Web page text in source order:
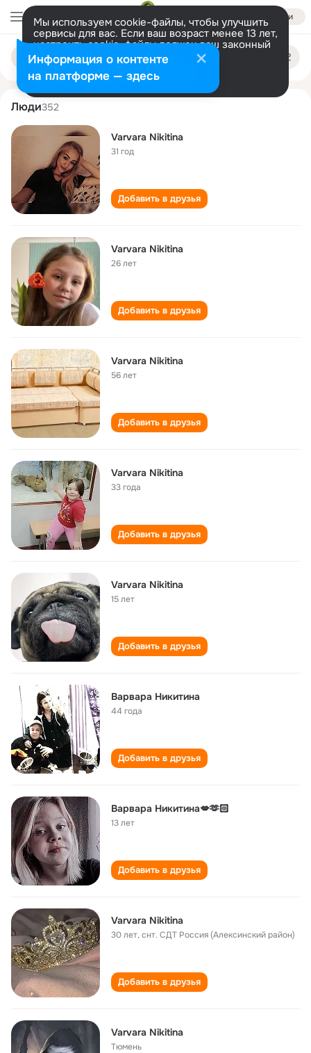
Войти
Мы используем cookie-файлы, чтобы улучшить
сервисы для вас. Если ваш возраст менее 13 лет,
настроить cookie-файлы должен ваш законный
представитель. Больше информации
Разрешить все Настроить
Поиск
людям
varvara nikitina
Люди352
Varvara Nikitina
31 год
Добавить в друзья
Varvara Nikitina
26 лет
Добавить в друзья
Varvara Nikitina
56 лет
Добавить в друзья
Varvara Nikitina
33 года
Добавить в друзья
Varvara Nikitina
15 лет
Добавить в друзья
Варвара Никитина
44 года
Добавить в друзья
Варвара Никитина💋🫶🏻
13 лет
Добавить в друзья
Varvara Nikitina
30 лет,снт. СДТ Россия (Алексинский район)
Добавить в друзья
Varvara Nikitina
Тюмень
Информация о контенте
на платформе — здесь